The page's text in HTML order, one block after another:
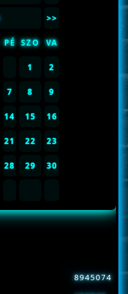
>>
PÉ SZO VA
1 2
7 8 9
14 15 16
21 22 23
28 29 30
8945074